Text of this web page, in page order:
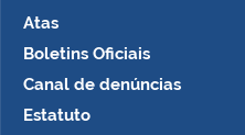
Atas
Boletins Oficiais
Canal de denúncias
Estatuto